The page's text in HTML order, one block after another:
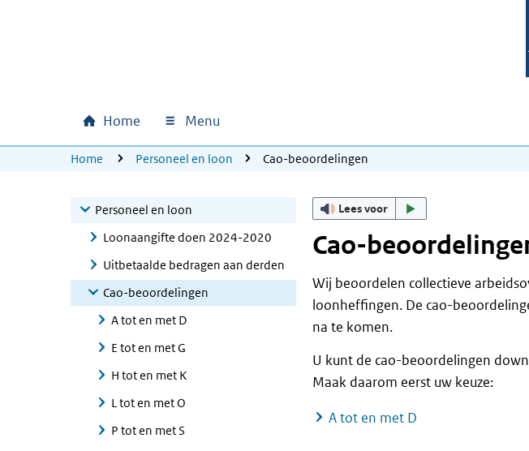
Hoofdnavigatie
Home Menu
U bevindt zich hier:
Home Personeel en loon Cao-beoordelingen
Personeel en loon
Loonaangifte doen 2024-2020
Uitbetaalde bedragen aan derden
Cao-beoordelingen
A tot en met D
E tot en met G
H tot en met K
L tot en met O
P tot en met S
Lees voor
Cao-
Wij beoordelen collectieve
loonheffingen. De cao-
na te komen.
U kunt de cao-beoordelingen
Maak daarom eerst uw keuze:
A tot en met D